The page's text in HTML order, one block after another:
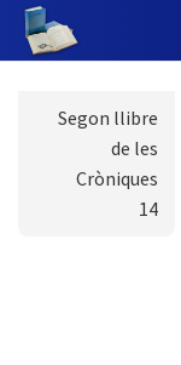
Segon llibre
de les
Cròniques
14